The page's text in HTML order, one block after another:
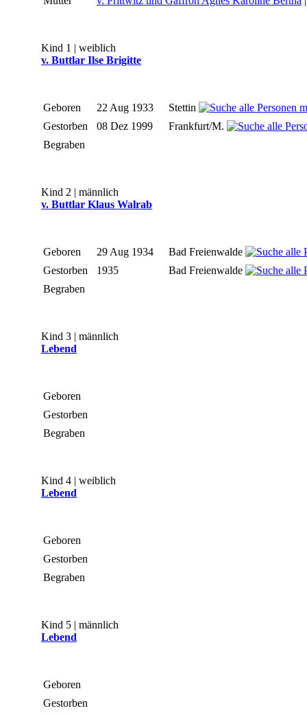
Kind 1 | weiblich
v. Buttlar Ilse Brigitte
Geboren 22 Aug 1933
Stettin
Gestorben
08 Dez 1999
Frankfurt/M.
Begraben
Kind 2 | männlich
v. Buttlar Klaus Walrab
Geboren 29 Aug 1934
Bad Freienwalde
Gestorben
1935
Bad Freienwalde
Begraben
Kind 3 | männlich
Lebend
Geboren
Gestorben
Begraben
Kind 4 | weiblich
Lebend
Geboren
Gestorben
Begraben
Kind 5 | männlich
Lebend
Geboren
Gestorben